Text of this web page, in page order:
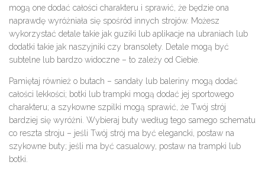
mogą one dodać całości charakteru i sprawić, że będzie ona
naprawdę wyróżniała się spośród innych strojów. Możesz
wykorzystać detale takie jak guziki lub aplikacje na ubraniach lub
dodatki takie jak naszyjniki czy bransolety. Detale mogą być
subtelne lub bardzo widoczne – to zależy od Ciebie.
Pamiętaj również o butach – sandały lub baleriny mogą dodać
całości lekkości; botki lub trampki mogą dodać jej sportowego
charakteru; a szykowne szpilki mogą sprawić, że Twój strój
bardziej się wyróżni. Wybieraj buty według tego samego schematu
co reszta stroju – jeśli Twój strój ma być elegancki, postaw na
szykowne buty; jeśli ma być casualowy, postaw na trampki lub
botki.